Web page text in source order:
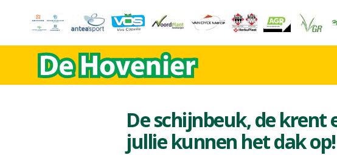
De schijnbeuk, de krent
jullie kunnen het dak op!